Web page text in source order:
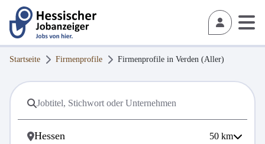
Startseite Firmenprofile Firmenprofile in Verden (Aller)
50 km